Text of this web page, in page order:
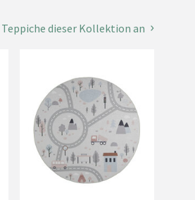
dieser Kollektion an